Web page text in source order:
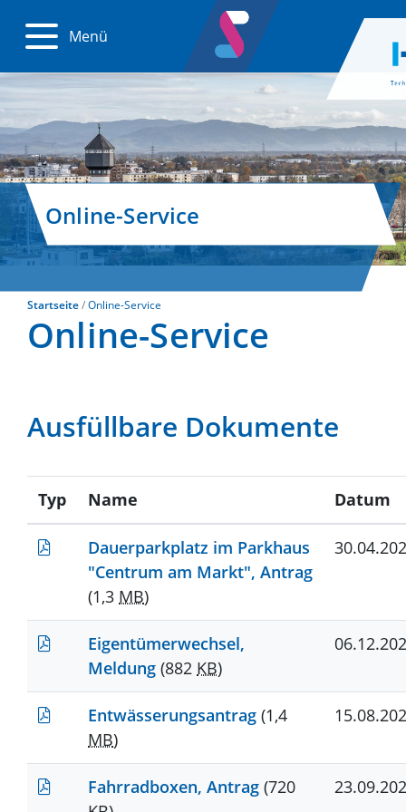
Menü
Online-Service
Startseite Online-Service
Online-Service
Ausfüllbare Dokumente
Typ Name Datum
Dauerparkplatz im Parkhaus
"Centrum am Markt", Antrag
(1,3 MB)
Eigentümerwechsel,
Meldung (882 KB)
Entwässerungsantrag (1,4
MB)
Fahrradboxen, Antrag (720